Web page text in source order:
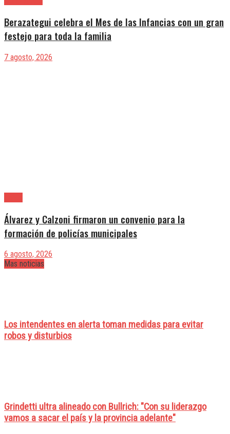
Berazategui celebra el Mes de las Infancias con un gran
festejo para toda la familia
7 agosto, 2026
Álvarez y Calzoni firmaron un convenio para la
formación de policías municipales
6 agosto, 2026
Mas noticias
Los intendentes en alerta toman medidas para evitar
robos y disturbios
Grindetti ultra alineado con Bullrich: "Con su liderazgo
vamos a sacar el país y la provincia adelante"